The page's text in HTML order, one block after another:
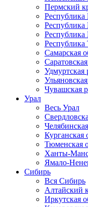
Пермский
Республика
Республика
Самарская
Удмуртская
Чувашская
Урал
Весь Урал
Курганская
Тюменская
Ханты-
Ямало-
Сибирь
Вся Сибирь
Алтайский
Иркутская